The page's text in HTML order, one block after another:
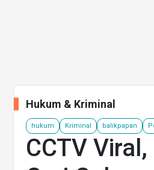
Hukum & Kriminal
hukum Kriminal balikpapan
CCTV